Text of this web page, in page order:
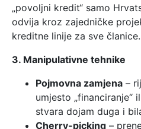
„povoljni kredit“ samo
odvija kroz zajedničke
kreditne linije za sve članice.
3. Manipulativne tehnike
Pojmovna zamjena –
umjesto „financiranje“
stvara dojam duga i
Cherry-picking –